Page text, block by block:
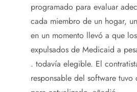
programado para evaluar
cada miembro de un hogar,
en un momento llevó a que
expulsados ​​de Medicaid a
. todavía elegible. El
responsable del software tuvo